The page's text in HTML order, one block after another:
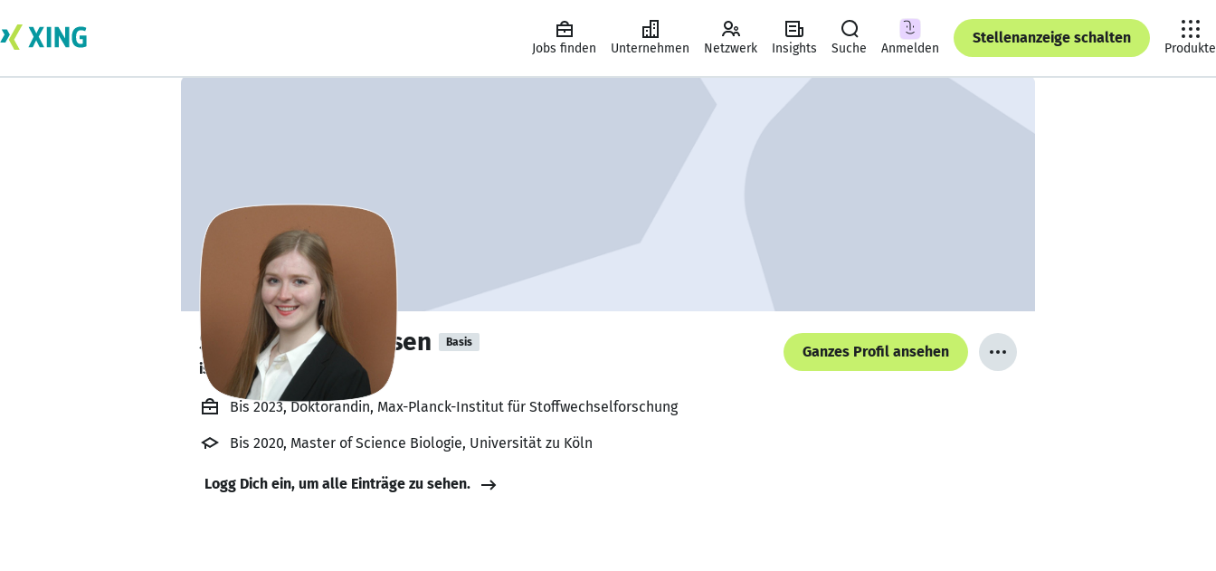
Jobs finden Unternehmen Netzwerk Insights Suche Anmelden
Stellenanzeige schalten
Produkte
Svenja Corneliussen Basis
ist offen für Projekte. 🔎
Ganzes Profil ansehen
Bis 2023, Doktorandin, Max-Planck-Institut für Stoffwechselforschung
Bis 2020, Master of Science Biologie, Universität zu Köln
Logg Dich ein, um alle Einträge zu sehen.